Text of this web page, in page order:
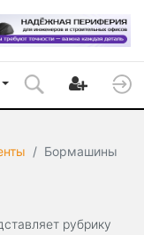
Бормашины
рубрику